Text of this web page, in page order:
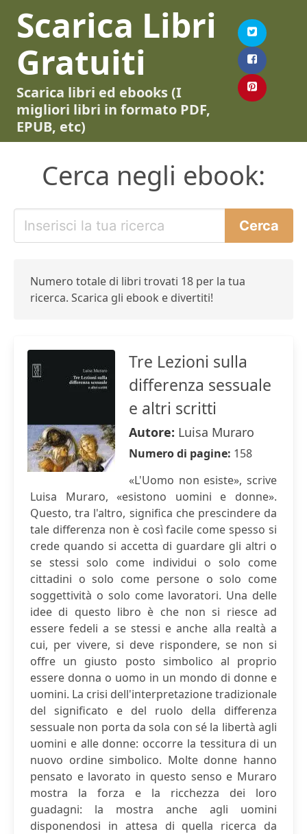
Scarica Libri
Gratuiti
Scarica libri ed ebooks (I
migliori libri in formato PDF,
EPUB, etc)
Cerca negli ebook:
Numero totale di libri trovati 18 per la tua
ricerca. Scarica gli ebook e divertiti!
Tre Lezioni sulla
differenza sessuale
e altri scritti
Autore: Luisa Muraro
Numero di pagine: 158
«L'Uomo non esiste», scrive
Luisa Muraro, «esistono uomini e donne».
Questo, tra l'altro, significa che prescindere da
tale differenza non è così facile come spesso si
crede quando si accetta di guardare gli altri o
se stessi solo come individui o solo come
cittadini o solo come persone o solo come
soggettività o solo come lavoratori. Una delle
idee di questo libro è che non si riesce ad
essere fedeli a se stessi e anche alla realtà a
cui, per vivere, si deve rispondere, se non si
offre un giusto posto simbolico al proprio
essere donna o uomo in un mondo di donne e
uomini. La crisi dell'interpretazione tradizionale
del significato e del ruolo della differenza
sessuale non porta da sola con sé la libertà agli
uomini e alle donne: occorre la tessitura di un
nuovo ordine simbolico. Molte donne hanno
pensato e lavorato in questo senso e Muraro
mostra la forza e la ricchezza dei loro
guadagni: la mostra anche agli uomini
disponendosi in attesa di quella ricerca da